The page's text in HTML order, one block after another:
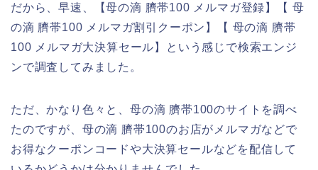
だから、早速、【母の滴 臍帯100 メルマガ登録】【 母
の滴 臍帯100 メルマガ割引クーポン】【 母の滴 臍帯
100 メルマガ大決算セール】という感じで検索エンジ
ンで調査してみました。
ただ、かなり色々と、母の滴 臍帯100のサイトを調べ
たのですが、母の滴 臍帯100のお店がメルマガなどで
お得なクーポンコードや大決算セールなどを配信して